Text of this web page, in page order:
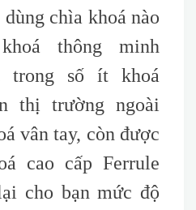
chìa khoá nào
thông minh
trong số ít khoá
thị trường ngoài
vân tay, còn được
cao cấp Ferrule
cho bạnmức độ